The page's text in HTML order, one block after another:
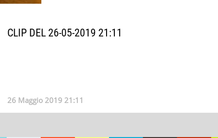
CLIP DEL 26-05-2019 21:11
26 Maggio 2019 21:11